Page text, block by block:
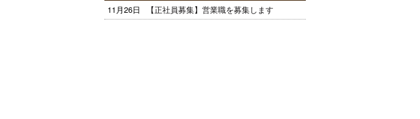
11月26日 【正社員募集】営業職を募集します